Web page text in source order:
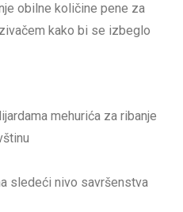
obilne količine pene za
kako bi se izbeglo
mehurića za ribanje
sledeći nivo savršenstva